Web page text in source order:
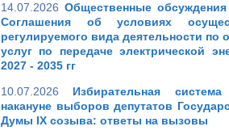
14.07.2026 Общественные обсуждения
Соглашения об условиях
регулируемого вида деятельности по
услуг по передаче электрической
2027 - 2035 гг
10.07.2026
Избирательная
накануне выборов депутатов
Думы IX созыва: ответы на вызовы